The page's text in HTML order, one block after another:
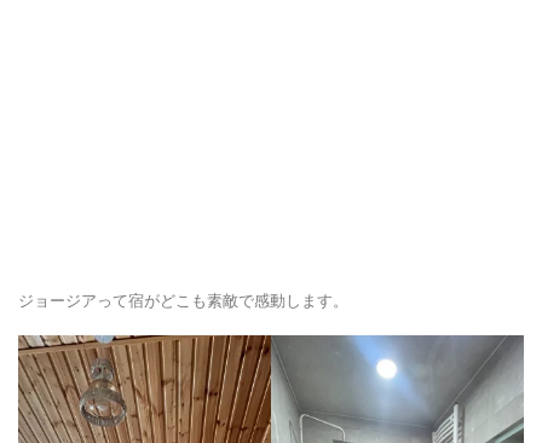
ジョージアって宿がどこも素敵で感動します。